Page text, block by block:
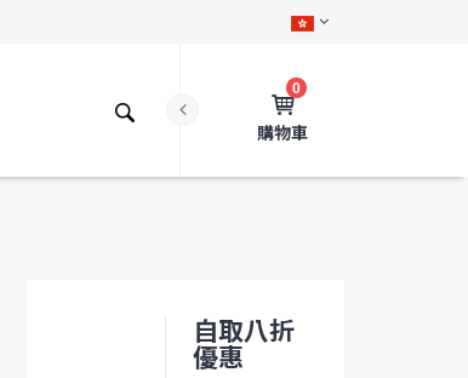
0
購物車
自取八折
優惠